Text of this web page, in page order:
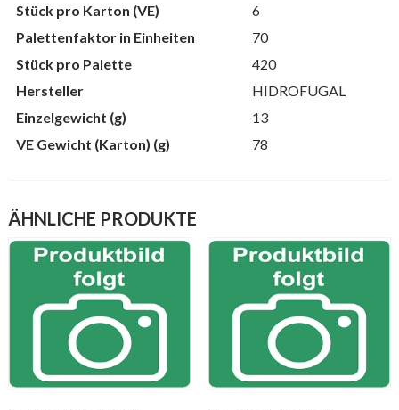
Stück pro Karton (VE)
6
Palettenfaktor in Einheiten
70
Stück pro Palette
420
Hersteller
HIDROFUGAL
Einzelgewicht (g)
13
VE Gewicht (Karton) (g)
78
ÄHNLICHE PRODUKTE